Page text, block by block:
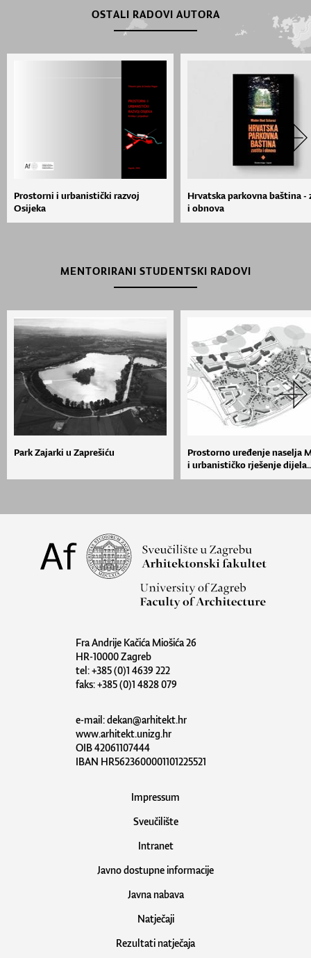
OSTALI RADOVI AUTORA
Prostorni i urbanistički razvoj
Osijeka
Hrvatska parkovna baština -
i obnova
MENTORIRANI STUDENTSKI RADOVI
Park Zajarki u Zaprešiću
Prostorno uređenje naselja
i urbanističko rješenje
Fra Andrije Kačića Miošića 26
HR-10000 Zagreb
tel: +385 (0)1 4639 222
faks: +385 (0)1 4828 079
e-mail:dekan@arhitekt.hr
www.arhitekt.unizg.hr
OIB 42061107444
IBAN HR5623600001101225521
Impressum
Sveučilište
Intranet
Javno dostupne informacije
Javna nabava
Natječaji
Rezultati natječaja